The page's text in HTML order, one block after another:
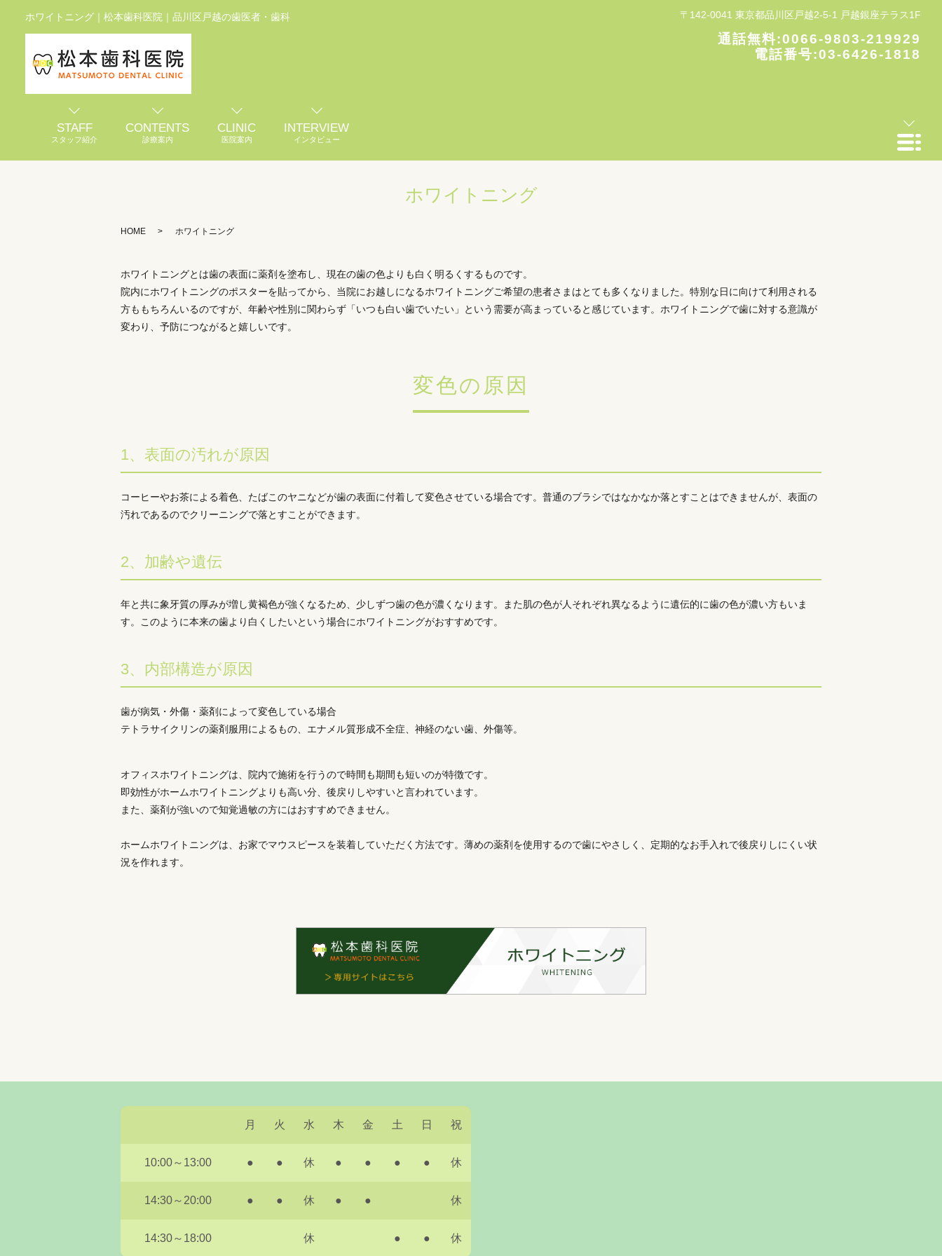
ホワイトニング｜松本歯科医院｜品川区戸越の歯医者・歯科
STAFF
スタッフ紹介
CONTENTS
診療案内
CLINIC
医院案内
INTERVIEW
インタビュー
〒142-0041 東京都品川区戸越2-5-1 戸越銀座テラス1F
通話無料:0066-9803-219929
電話番号:03-6426-1818
ホワイトニング
HOME ホワイトニング
ホワイトニングとは歯の表面に薬剤を塗布し、現在の歯の色よりも白く明るくするものです。
院内にホワイトニングのポスターを貼ってから、当院にお越しになるホワイトニングご希望の患者さまはとても多くなりました。特別な日に向けて利用される
方ももちろんいるのですが、年齢や性別に関わらず「いつも白い歯でいたい」という需要が高まっていると感じています。ホワイトニングで歯に対する意識が
変わり、予防につながると嬉しいです。
変色の原因
1、表面の汚れが原因
コーヒーやお茶による着色、たばこのヤニなどが歯の表面に付着して変色させている場合です。普通のブラシではなかなか落とすことはできませんが、表面の
汚れであるのでクリーニングで落とすことができます。
2、加齢や遺伝
年と共に象牙質の厚みが増し黄褐色が強くなるため、少しずつ歯の色が濃くなります。また肌の色が人それぞれ異なるように遺伝的に歯の色が濃い方もいま
す。このように本来の歯より白くしたいという場合にホワイトニングがおすすめです。
3、内部構造が原因
歯が病気・外傷・薬剤によって変色している場合
テトラサイクリンの薬剤服用によるもの、エナメル質形成不全症、神経のない歯、外傷等。
オフィスホワイトニングは、院内で施術を行うので時間も期間も短いのが特徴です。
即効性がホームホワイトニングよりも高い分、後戻りしやすいと言われています。
また、薬剤が強いので知覚過敏の方にはおすすめできません。
ホームホワイトニングは、お家でマウスピースを装着していただく方法です。薄めの薬剤を使用するので歯にやさしく、定期的なお手入れで後戻りしにくい状
況を作れます。
月 火 水 木 金 土 日 祝
10:00～13:00 ● ● 休 ● ● ● ● 休
14:30～20:00 ● ● 休 ● ● 休
14:30～18:00 休 ● ● 休